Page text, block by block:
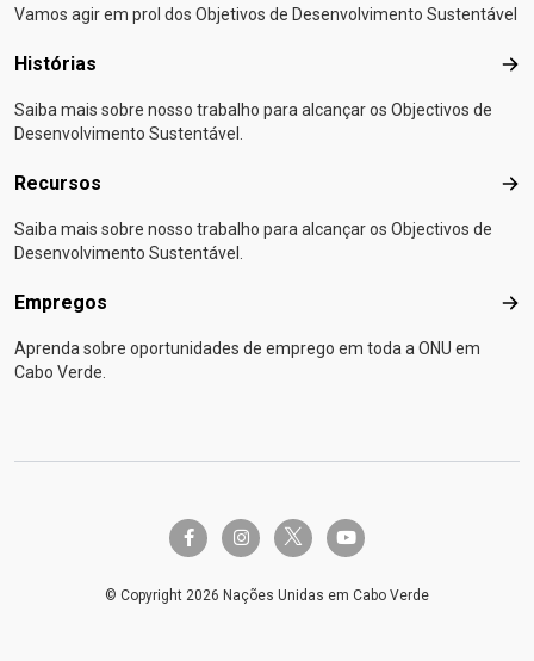
Vamos agir em prol dos Objetivos de Desenvolvimento Sustentável
Histórias
Saiba mais sobre nosso trabalho para alcançar os Objectivos de
Desenvolvimento Sustentável.
Recursos
Saiba mais sobre nosso trabalho para alcançar os Objectivos de
Desenvolvimento Sustentável.
Empregos
Aprenda sobre oportunidades de emprego em toda a ONU em
Cabo Verde.
facebook-finstagramtwitter-x youtube
© Copyright 2026 Nações Unidas em Cabo Verde